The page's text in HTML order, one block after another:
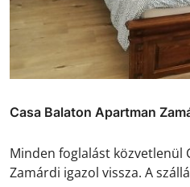
Casa Balaton Apartman
Minden foglalást közvetlenül
Zamárdi igazol vissza. A